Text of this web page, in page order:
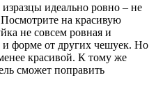
изразцы идеально ровно – не
на красивую
не совсем ровная и
и форме от других чешуек. Но
красивой. К тому же
сможет поправить